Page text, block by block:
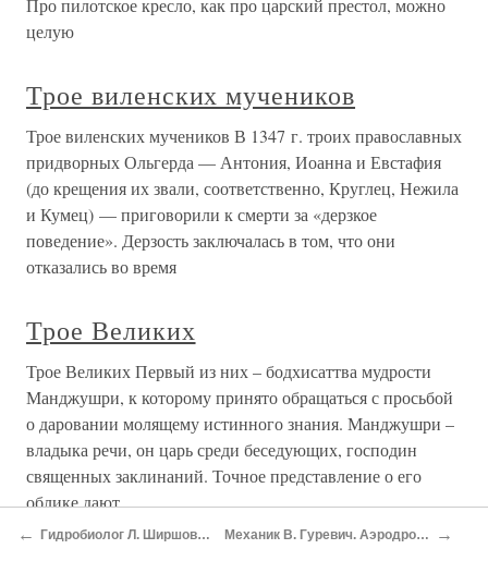
Про пилотское кресло, как про царский престол, можно
целую
Трое виленских мучеников
Трое виленских мучеников В 1347 г. троих православных
придворных Ольгерда — Антония, Иоанна и Евстафия
(до крещения их звали, соответственно, Круглец, Нежила
и Кумец) — приговорили к смерти за «дерзкое
поведение». Дерзость заключалась в том, что они
отказались во время
Трое Великих
Трое Великих Первый из них – бодхисаттва мудрости
Манджушри, к которому принято обращаться с просьбой
о даровании молящему истинного знания. Манджушри –
владыка речи, он царь среди беседующих, господин
священных заклинаний. Точное представление о его
облике дают
← Гидробиолог Л. Ширшов. Аэропорт Механик В. Гуревич. Аэродром ломает … →